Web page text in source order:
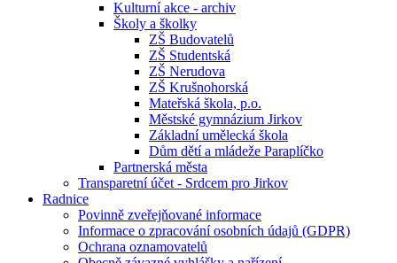
Kulturní akce - archiv
Školy a školky
ZŠ Budovatelů
ZŠ Studentská
ZŠ Nerudova
ZŠ Krušnohorská
Mateřská škola, p.o.
Městské gymnázium Jirkov
Základní umělecká škola
Dům dětí a mládeže Paraplíčko
Partnerská města
Transparetní účet - Srdcem pro Jirkov
Radnice
Povinně zveřejňované informace
Informace o zpracování osobních údajů (GDPR)
Ochrana oznamovatelů